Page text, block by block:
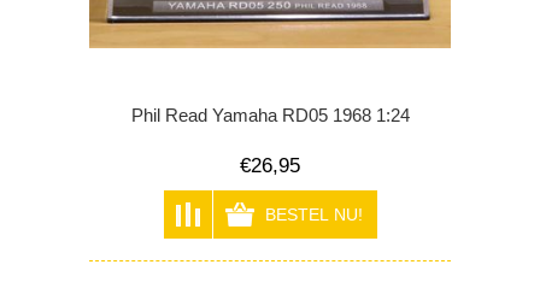
Phil Read Yamaha RD05 1968 1:24
€26,95